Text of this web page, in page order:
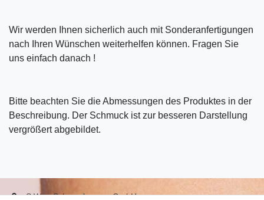
Wir werden Ihnen sicherlich auch mit Sonderanfertigungen
nach Ihren Wünschen weiterhelfen können. Fragen Sie
uns einfach danach !
Bitte beachten Sie die Abmessungen des Produktes in der
Beschreibung. Der Schmuck ist zur besseren Darstellung
vergrößert abgebildet.
S.W.w. Schmuckwaren GmbH